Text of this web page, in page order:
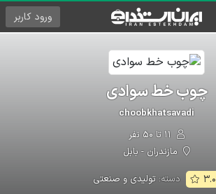
ورود کاربر
چوب خط سوادی
choobkhatsavadi
مازندران - بابل
۳.۰ دسته:تولیدی و صنعتی